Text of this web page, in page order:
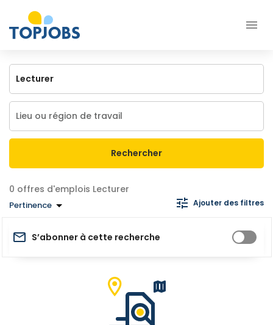
Rechercher
offres d'emplois Lecturer
Pertinence Ajouter des filtres
S’abonner à cette recherche